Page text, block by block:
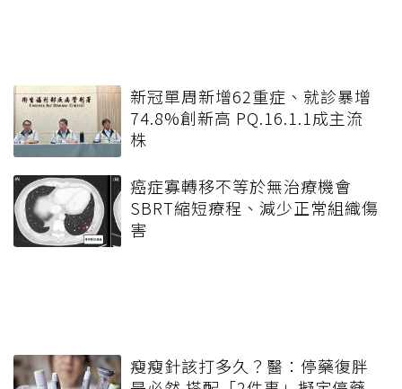
新冠單周新增62重症、就診暴增
74.8%創新高 PQ.16.1.1成主流
株
癌症寡轉移不等於無治療機會
SBRT縮短療程、減少正常組織傷
害
瘦瘦針該打多久？醫：停藥復胖